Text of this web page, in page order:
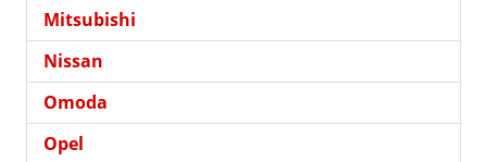
Mitsubishi
Nissan
Omoda
Opel